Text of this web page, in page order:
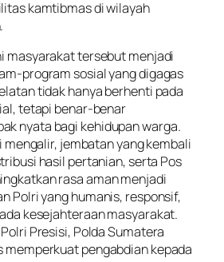
kamtibmas di wilayah
masyarakat tersebut menjadi
program sosial yang digagas
tidak hanya berhenti pada
tetapi benar-benar
nyata bagi kehidupan warga.
mengalir, jembatan yang kembali
hasil pertanian, serta Pos
rasa aman menjadi
Polri yang humanis, responsif,
kesejahteraan masyarakat.
Presisi, Polda Sumatera
memperkuat pengabdian kepada